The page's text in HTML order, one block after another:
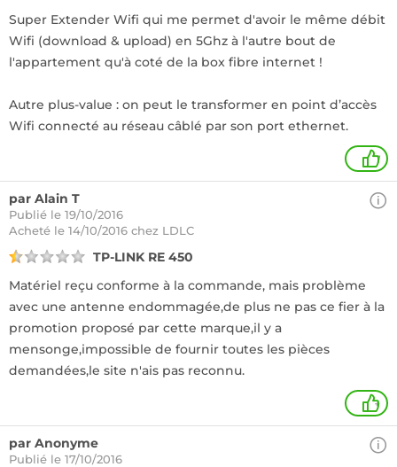
Super Extender Wifi qui me permet d'avoir le même débit
Wifi (download & upload) en 5Ghz à l'autre bout de
l'appartement qu'à coté de la box fibre internet !
Autre plus-value : on peut le transformer en point d’accès
Wifi connecté au réseau câblé par son port ethernet.
1
par Alain T
Publié le 19/10/2016
Acheté le 14/10/2016 chez LDLC
TP-LINK RE 450
Matériel reçu conforme à la commande, mais problème
avec une antenne endommagée,de plus ne pas ce fier à la
promotion proposé par cette marque,il y a
mensonge,impossible de fournir toutes les pièces
demandées,le site n'ais pas reconnu.
+
par Anonyme
Publié le 17/10/2016